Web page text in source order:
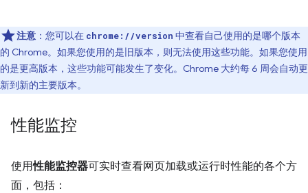
注意 ：您可以在 chrome://version 中查看自己使用的是哪个版本
的 Chrome。如果您使用的是旧版本，则无法使用这些功能。如果您使用
的是更高版本，这些功能可能发生了变化。Chrome 大约每 6 周会自动更
新到新的主要版本。
性能监控
使用性能监控器可实时查看网页加载或运行时性能的各个方
面，包括：